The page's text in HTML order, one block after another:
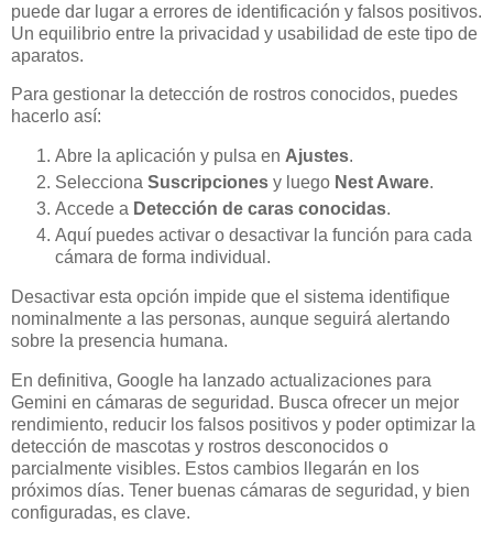
puede dar lugar a errores de identificación y falsos positivos.
Un equilibrio entre la privacidad y usabilidad de este tipo de
aparatos.
Para gestionar la detección de rostros conocidos, puedes
hacerlo así:
Abre la aplicación y pulsa en Ajustes.
Selecciona Suscripciones y luego Nest Aware.
Accede a Detección de caras conocidas.
Aquí puedes activar o desactivar la función para cada
cámara de forma individual.
Desactivar esta opción impide que el sistema identifique
nominalmente a las personas, aunque seguirá alertando
sobre la presencia humana.
En definitiva, Google ha lanzado actualizaciones para
Gemini en cámaras de seguridad. Busca ofrecer un mejor
rendimiento, reducir los falsos positivos y poder optimizar la
detección de mascotas y rostros desconocidos o
parcialmente visibles. Estos cambios llegarán en los
próximos días. Tener buenas cámaras de seguridad, y bien
configuradas, es clave.